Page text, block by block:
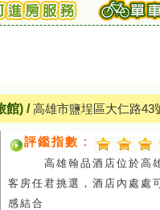
館) /高雄市鹽埕區大仁路43
評鑑指數 ：
高雄翰品酒店位於高雄
客房任君挑選，酒店內處處
感結合